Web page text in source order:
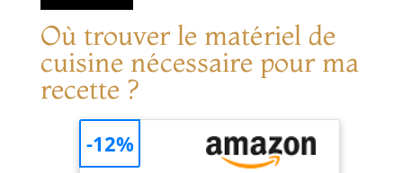
Où trouver le matériel de
cuisine nécessaire pour ma
recette ?
-12%